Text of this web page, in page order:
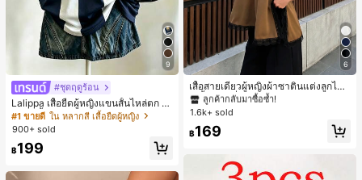
9
#ชุดฤดูร้อน
Lalippa เสื้อยืดผู้หญิงแขนสั้นไหล่ตก ค
อวีปกเสื้อ ลายพิมพ์ดิจิทัลลายทาง สไตล์
สปอร์ตแฟชั่นมินิมอล ของขวัญสำหรับเ
พื่อน
#1 ขายดี ใน หลากสี เสื้อยืดผู้หญิง
900+ sold
฿199
6
เสื้อสายเดี่ยวผู้หญิงผ้าซาตินแต่งลูกไม้
- เสื้อสายเดี่ยวฤดูร้อนสีคากีมีรอยผ่าด้า
นข้างที่น่าดึงดูดแบบสบายๆ
#1 ขายดี
ใน สีกากี เสื้อสตรี เสื้อเบลาส์ & Tee
ลูกค้ากลับมาซื้อซ้ำ!
#1 ขายดี
ใน สีกากี เสื้อสตรี เสื้อเบลาส์ & Tee
ลูกค้ากลับมาซื้อซ้ำ!
#1 ขายดี
ใน สีกากี เสื้อสตรี เสื้อเบลาส์ & Tee
ลูกค้ากลับมาซื้อซ้ำ!
#1 ขายดี
ลูกค้ากลับมาซื้อซ้ำ!
1.6k+ sold
฿169